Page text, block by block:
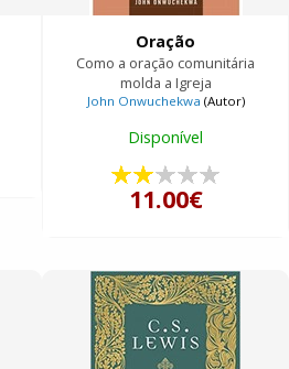
Oração
Como a oração comunitária
molda a Igreja
John Onwuchekwa (Autor)
Disponível
11.00€